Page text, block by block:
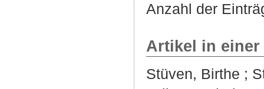
Anzahl der
Artikel in
Stüven, Birthe ;